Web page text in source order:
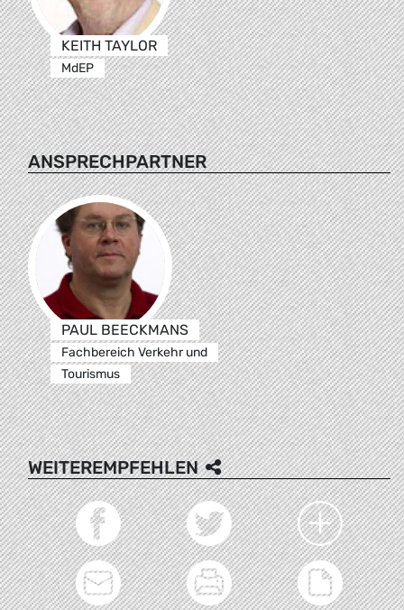
KEITH TAYLOR
MdEP
ANSPRECHPARTNER
PAUL BEECKMANS
Fachbereich Verkehr und
Tourismus
WEITEREMPFEHLEN